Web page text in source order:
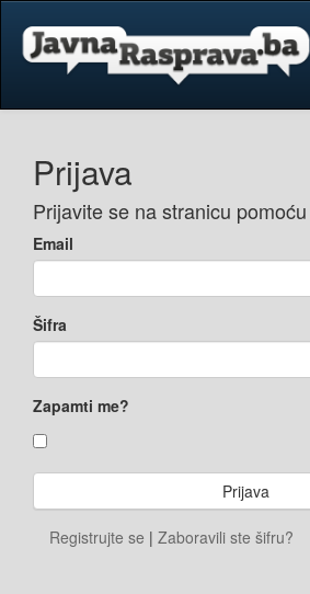
Prijava
Prijavite se na stranicu
Email
Šifra
Zapamti me?
Registrujte se | Zaboravili ste šifru?